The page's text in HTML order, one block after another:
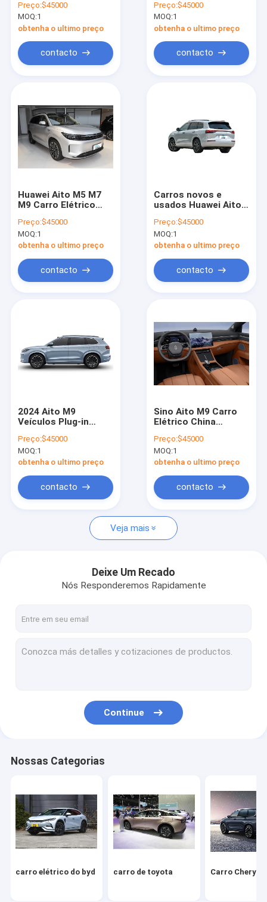
Vídeos
Fale Conosco
Pedir um orçamento
carro elétrico do byd
Carro Chery
Carro elétrico Lixiang
Veículo Mercedes
Carro elétrico Seres
Carro elétrico da Lynk & Co
Energia Carro Rápido
0,3 Horas
Preço:$45000
MOQ:1
obtenha o ultimo preço
contacto
Hua~wei Auto Seres
Off-Road Carro
elétrico Eficiência
energética
Preço:$45000
MOQ:1
obtenha o ultimo preço
contacto
Huawei Aito M5 M7
M9 Carro Elétrico
Energia SUV Alta
Velocidade Para
Adultos
Preço:$45000
MOQ:1
obtenha o ultimo preço
contacto
Carros novos e
usados Huawei Aito
Veículo Elétrico Auto
Preço:$45000
MOQ:1
obtenha o ultimo preço
contacto
2024 Aito M9
Veículos Plug-in
China Grande Carro
de Nova Energia
1362km Range
SUV de Direção
Inteligente
Preço:$45000
MOQ:1
obtenha o ultimo preço
contacto
Sino Aito M9 Carro
Elétrico China
Direito Mini Veículo
Elétrico 5 Portas 6
Sessões SUV Vehic
Preço:$45000
MOQ:1
obtenha o ultimo preço
contacto
Veja mais
Deixe Um Recado
Nós Responderemos Rapidamente
Continue
Nossas Categorias
carro elétrico do byd carro de toyota Carro Chery